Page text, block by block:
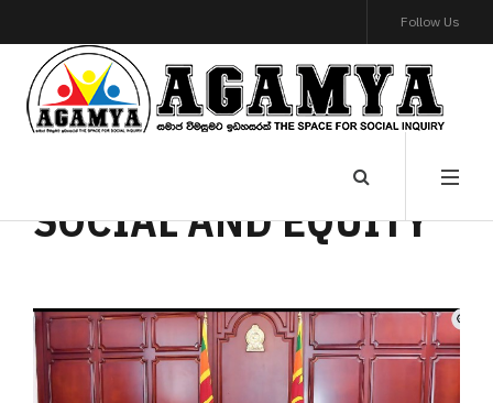
Follow Us
SOCIAL AND EQUITY